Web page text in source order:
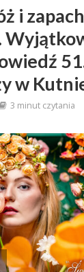
i
w
3 minut czytania